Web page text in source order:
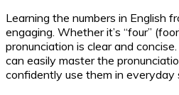
Learning the numbers in English
engaging. Whether it’s “four”
pronunciation is clear and
can easily master the
confidently use them in everyday